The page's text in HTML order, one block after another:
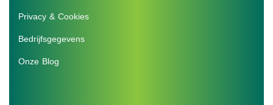
Privacy & Cookies
Bedrijfsgegevens
Onze Blog